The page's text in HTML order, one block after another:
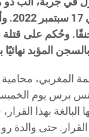
وحُكم على قتلة
المؤبد نهائيًا
المغربي، محامية
البالغة بهذا
القرار. حتى والدة